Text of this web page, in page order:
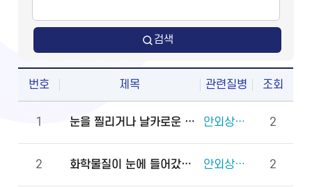
검색
번호 제목 관련질병 조회
1 눈을 찔리거나 날카로운 물체에 다쳤을 때 물로 씻어도 되나요? 안외상(천공 외상) 2
2 화학물질이 눈에 들어갔을 때 안과에 먼저 가야 하나요, 물로 먼저 씻어야 하나요? 안외상(각막화상) 2